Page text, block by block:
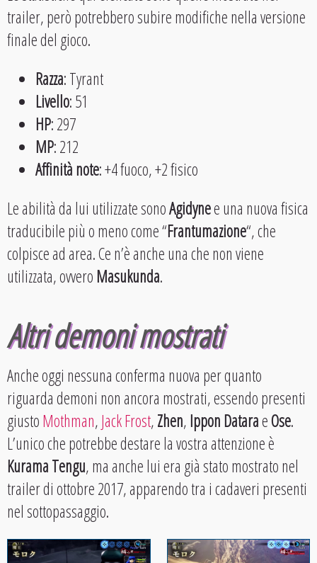
trailer, però potrebbero subire modifiche nella versione
finale del gioco.
Razza: Tyrant
Livello: 51
HP: 297
MP: 212
Affinità note: +4 fuoco, +2 fisico
Le abilità da lui utilizzate sonoAgidynee una nuova fisica
traducibile più o meno come “Frantumazione“, che
colpisce ad area. Ce n’è anche una che non viene
utilizzata, ovveroMasukunda.
Altri demoni mostrati
Anche oggi nessuna conferma nuova per quanto
riguarda demoni non ancora mostrati, essendo presenti
giustoMothman,Jack Frost,Zhen,Ippon DataraeOse.
L’unico che potrebbe destare la vostra attenzione è
Kurama Tengu, ma anche lui era già stato mostrato nel
trailer di ottobre 2017, apparendo tra i cadaveri presenti
nel sottopassaggio.